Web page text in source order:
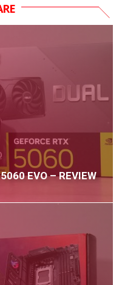
EVO – REVIEW